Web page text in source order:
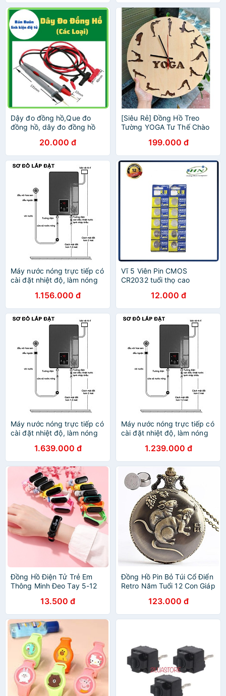
Dậy đo đồng hồ,Que đo
đồng hồ, dây đo đồng hồ
20.000 đ
[Siêu Rẻ] Đồng Hồ Treo
Tường YOGA Tư Thế Chào
199.000 đ
Máy nước nóng trực tiếp có
cài đặt nhiệt độ, làm nóng
ÁT CHỐNG GIẬT)
1.156.000 đ
Vĩ 5 Viên Pin CMOS
CR2032 tuổi thọ cao
12.000 đ
Máy nước nóng trực tiếp có
cài đặt nhiệt độ, làm nóng
bền(TẶNG ÁT CHỐNG
GIẬT)
1.639.000 đ
Máy nước nóng trực tiếp có
cài đặt nhiệt độ, làm nóng
bền(TẶNG ÁT CHỐNG
GIẬT)
1.239.000 đ
Đồng Hồ Điện Tử Trẻ Em
Thông Minh Đeo Tay 5-12
13.500 đ
Đồng Hồ Pin Bỏ Túi Cổ Điển
Retro Năm Tuổi 12 Con Giáp
123.000 đ